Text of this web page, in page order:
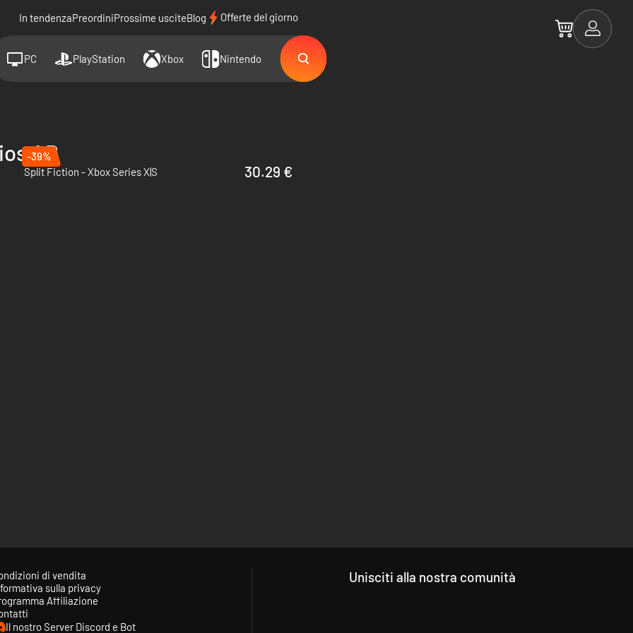
In tendenzaPreordiniProssime usciteBlog Offerte del giorno
PC PlayStation Xbox Nintendo
AB
-39%
Split Fiction - Xbox Series X|S
30.29 €
di vendita
sulla privacy
Affiliazione
Il nostro Server Discord e Bot
Unisciti alla nostra comunità